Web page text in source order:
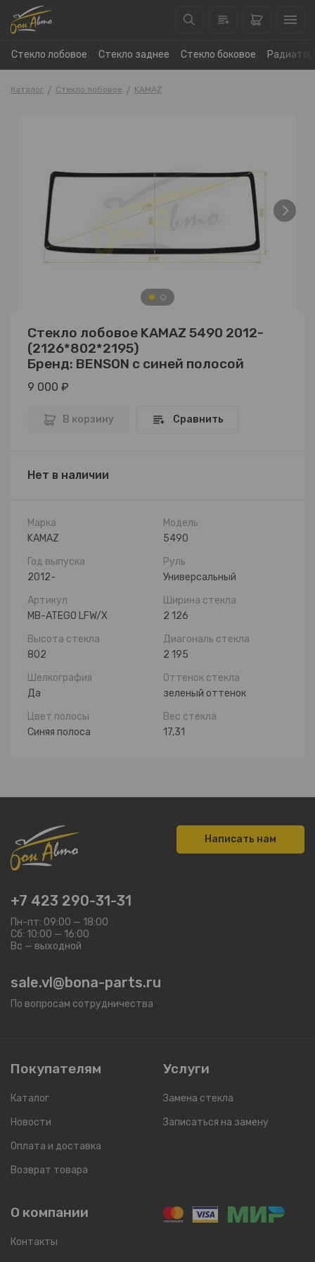
Стекло лобовое Стекло заднее Стекло боковое
Каталог Стекло лобовое KAMAZ
Стекло лобовое KAMAZ 5490 2012-
(2126*802*2195)
Бренд: BENSON с синей полосой
9 000 ₽
В корзину Сравнить
Нет в наличии
Марка
KAMAZ
Модель
5490
Год выпуска
2012-
Руль
Универсальный
Артикул
MB-ATEGO LFW/X
Ширина стекла
2 126
Высота стекла
802
Диагональ стекла
2 195
Шелкография
Да
Оттенок стекла
зеленый оттенок
Цвет полосы
Синяя полоса
Вес стекла
17,31
+7 423 290-31-31
Пн-пт: 09:00 — 18:00
Сб: 10:00 — 16:00
Вс — выходной
sale.vl@bona-parts.ru
По вопросам сотрудничества
Написать нам
Покупателям
Каталог
Новости
Оплата и доставка
Возврат товара
Услуги
Замена стекла
Записаться на замену
О компании
Контакты